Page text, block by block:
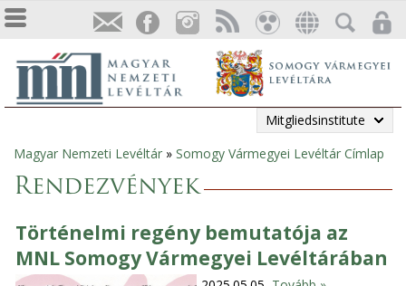
Mitgliedsinstitute
Sie
sind
hier
Magyar Nemzeti Levéltár » Somogy Vármegyei Levéltár Címlap
Rendezvények
Történelmi regény bemutatója az
MNL Somogy Vármegyei Levéltárában